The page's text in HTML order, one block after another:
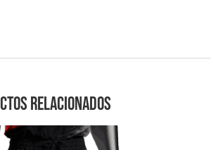
relacionados